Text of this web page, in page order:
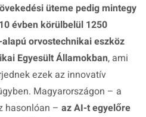
üteme pedig mintegy
évben körülbelül 1250
orvostechnikai eszköz
Egyesült Államokban, ami
ezek az innovatív
Magyarországon – a
hasonlóan – az AI-t egyelőre